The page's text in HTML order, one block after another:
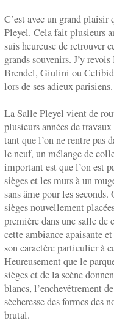
C’est avec un grand
Pleyel. Cela fait plusieurs
suis heureuse de retrouver
grands souvenirs. J’y
Brendel, Giulini ou
lors de ses adieux parisiens.
La Salle Pleyel vient de
plusieurs années de
tant que l’on ne rentre pas
le neuf, un mélange de
important est que l’on est
sièges et les murs à un
sans âme pour les
sièges nouvellement
première dans une salle de
cette ambiance apaisante
son caractère particulier à
Heureusement que le
sièges et de la scène
blancs, l’enchevêtrement
sècheresse des formes des
brutal.